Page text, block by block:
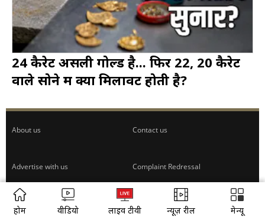
24 कैरेट असली गोल्ड है... फिर 22, 20 कैरेट
वाले सोने में क्या मिलावट होती है?
About us Contact us
Advertise with us Complaint Redressal
Investors
होम वीडियो लाइव टीवी न्यूज़ रील मेन्यू